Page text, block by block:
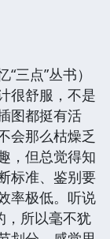
三点”丛书）
很舒服，不是
图都挺有活
会那么枯燥乏
，但总觉得知
标准、鉴别要
率极低。听说
，所以毫不犹